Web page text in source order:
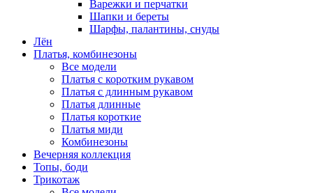
Варежки и перчатки
Шапки и береты
Шарфы, палантины, снуды
Лён
Платья, комбинезоны
Все модели
Платья с коротким рукавом
Платья с длинным рукавом
Платья длинные
Платья короткие
Платья миди
Комбинезоны
Вечерняя коллекция
Топы, боди
Трикотаж